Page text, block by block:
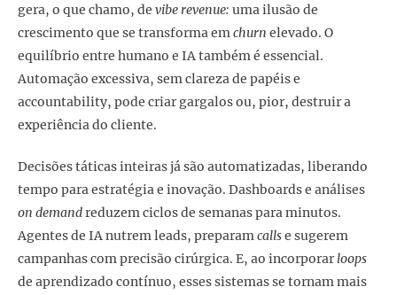
gera, o que chamo, de vibe revenue: uma ilusão de
crescimento que se transforma emchurn elevado. O
equilíbrio entre humano e IA também é essencial.
Automação excessiva, sem clareza de papéis e
accountability, pode criar gargalos ou, pior, destruir a
experiência do cliente.
Decisões táticas inteiras já são automatizadas, liberando
tempo para estratégia e inovação. Dashboards e análises
on demandreduzem ciclos de semanas para minutos.
Agentes de IA nutrem leads, preparamcallse sugerem
campanhas com precisão cirúrgica. E, ao incorporar loops
de aprendizado contínuo, esses sistemas se tornam mais